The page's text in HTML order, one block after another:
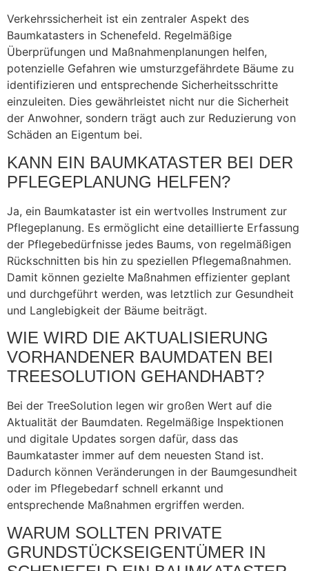
Verkehrssicherheit ist ein zentraler Aspekt des
Baumkatasters in Schenefeld. Regelmäßige
Überprüfungen und Maßnahmenplanungen helfen,
potenzielle Gefahren wie umsturzgefährdete Bäume zu
identifizieren und entsprechende Sicherheitsschritte
einzuleiten. Dies gewährleistet nicht nur die Sicherheit
der Anwohner, sondern trägt auch zur Reduzierung von
Schäden an Eigentum bei.
KANN EIN BAUMKATASTER BEI DER
PFLEGEPLANUNG HELFEN?
Ja, ein Baumkataster ist ein wertvolles Instrument zur
Pflegeplanung. Es ermöglicht eine detaillierte Erfassung
der Pflegebedürfnisse jedes Baums, von regelmäßigen
Rückschnitten bis hin zu speziellen Pflegemaßnahmen.
Damit können gezielte Maßnahmen effizienter geplant
und durchgeführt werden, was letztlich zur Gesundheit
und Langlebigkeit der Bäume beiträgt.
WIE WIRD DIE AKTUALISIERUNG
VORHANDENER BAUMDATEN BEI
TREESOLUTION GEHANDHABT?
Bei der TreeSolution legen wir großen Wert auf die
Aktualität der Baumdaten. Regelmäßige Inspektionen
und digitale Updates sorgen dafür, dass das
Baumkataster immer auf dem neuesten Stand ist.
Dadurch können Veränderungen in der Baumgesundheit
oder im Pflegebedarf schnell erkannt und
entsprechende Maßnahmen ergriffen werden.
WARUM SOLLTEN PRIVATE
GRUNDSTÜCKSEIGENTÜMER IN